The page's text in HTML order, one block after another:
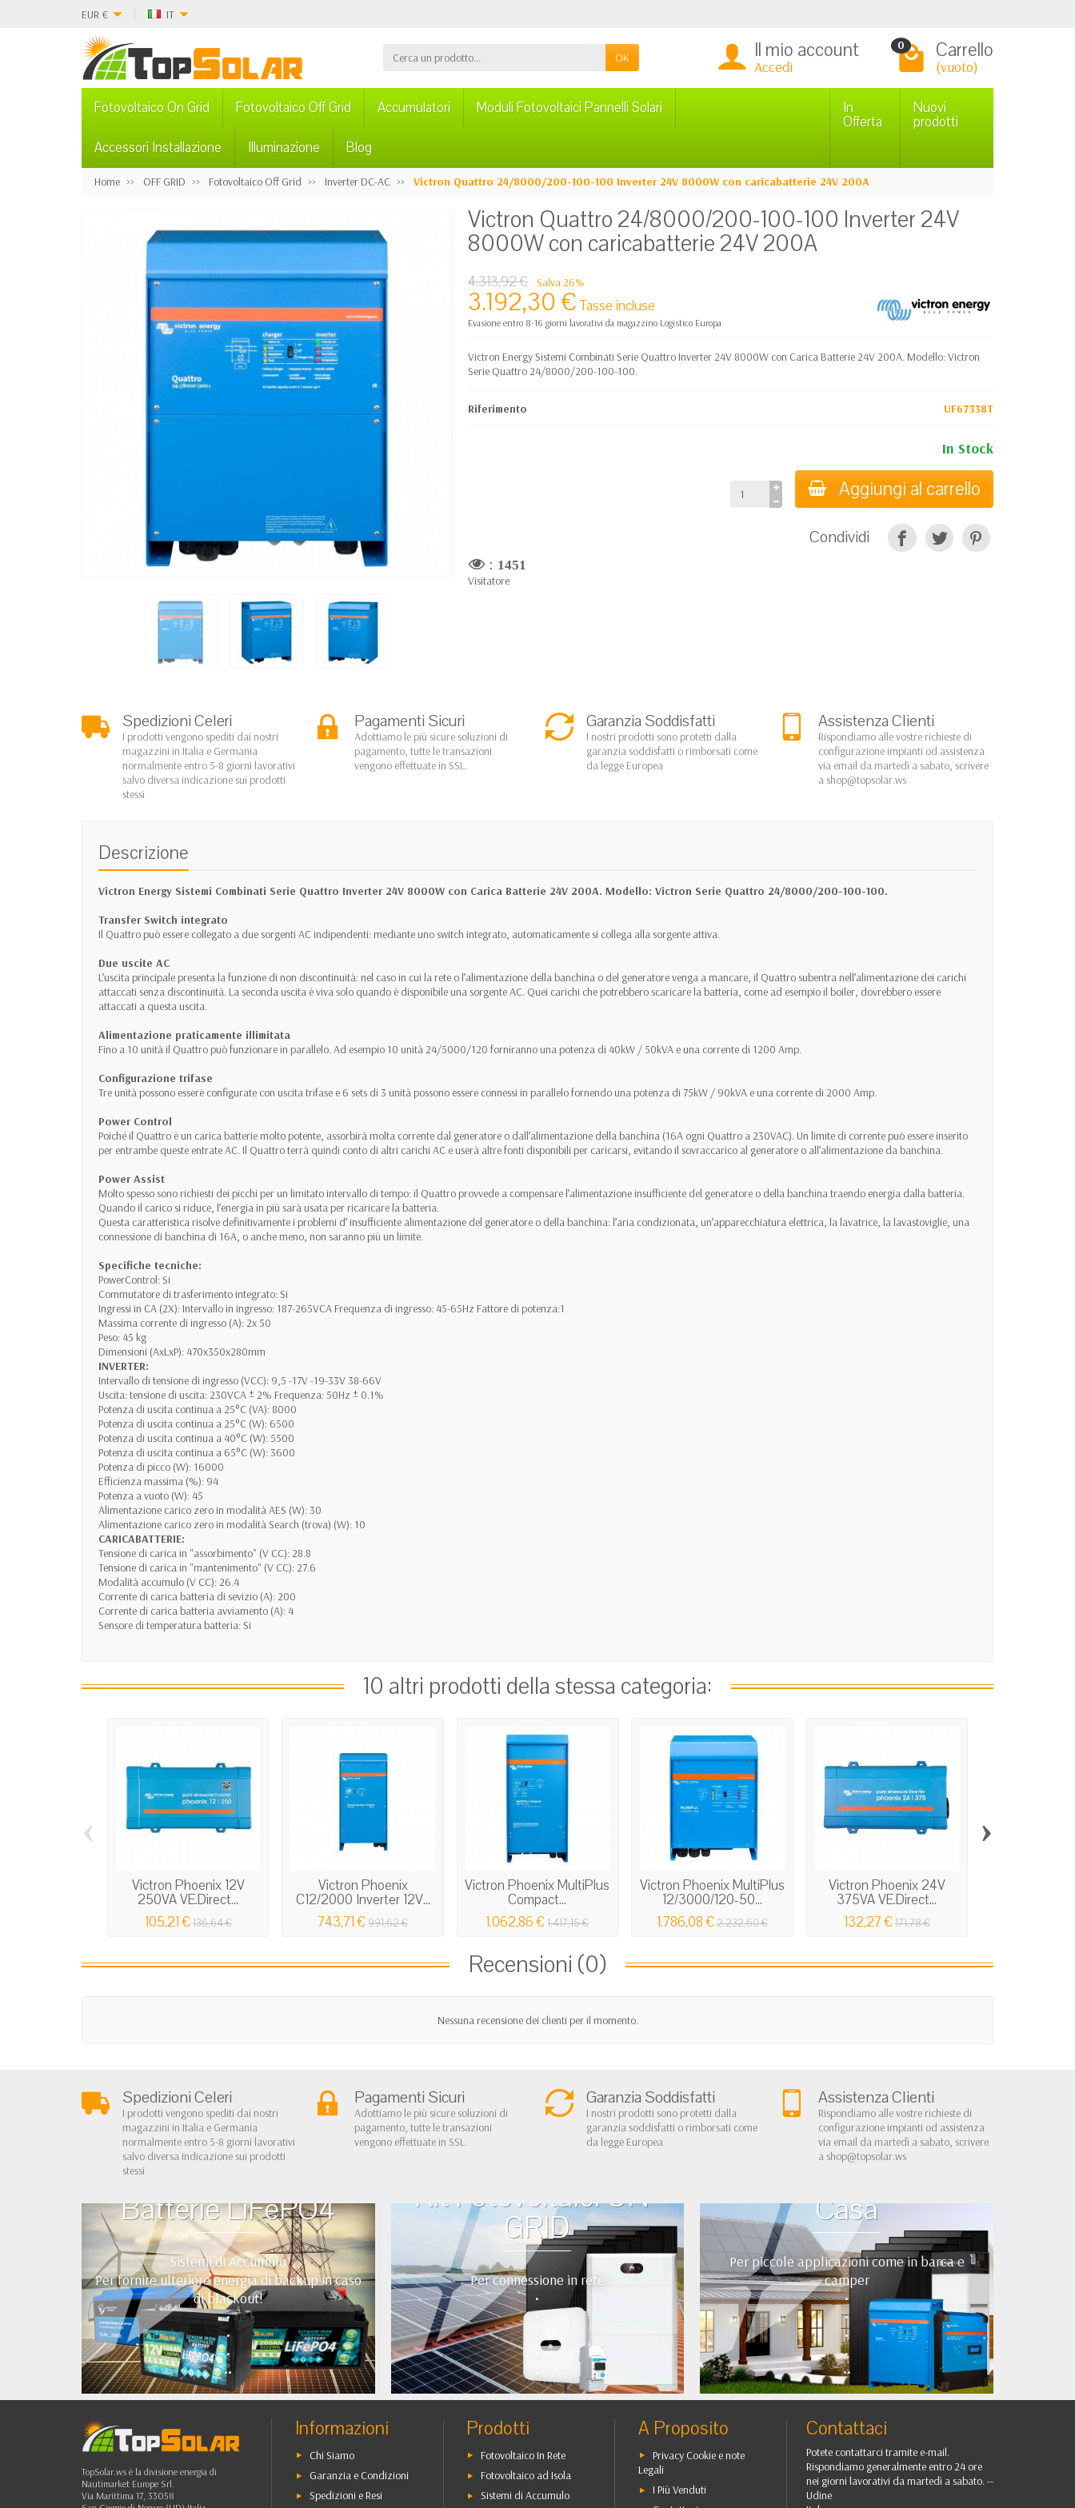
EUR € IT
OK Il mio account
Accedi
0 Carrello
(vuoto)
Fotovoltaico On Grid Fotovoltaico Off Grid Accumulatori Moduli Fotovoltaici Pannelli Solari
Accessori Installazione Illuminazione Blog
In
Offerta
Nuovi
prodotti
Home OFF GRID Fotovoltaico Off Grid Inverter DC-AC Victron Quattro 24/8000/200-100-100 Inverter 24V 8000W con caricabatterie 24V 200A
Victron Quattro 24/8000/200-100-100 Inverter 24V
8000W con caricabatterie 24V 200A
4.313,92 € Salva 26%
3.192,30 € Tasse incluse
Evasione entro 8-16 giorni lavorativi da magazzino Logistico Europa
Victron Energy Sistemi Combinati Serie Quattro Inverter 24V 8000W con Carica Batterie 24V 200A. Modello: Victron
Serie Quattro 24/8000/200-100-100.
Riferimento UF67338T
In Stock
Aggiungi al carrello
Condividi
: 1451
Visitatore
Spedizioni Celeri
I prodotti vengono spediti dai nostri
magazzini in Italia e Germania
normalmente entro 5-8 giorni lavorativi
salvo diversa indicazione sui prodotti
stessi
Pagamenti Sicuri
Adottiamo le più sicure soluzioni di
pagamento, tutte le transazioni
vengono effettuate in SSL.
Garanzia Soddisfatti
I nostri prodotti sono protetti dalla
garanzia soddisfatti o rimborsati come
da legge Europea
Assistenza Clienti
Rispondiamo alle vostre richieste di
configurazione impianti od assistenza
via email da martedì a sabato, scrivere
a shop@topsolar.ws
Descrizione
Victron Energy Sistemi Combinati Serie Quattro Inverter 24V 8000W con Carica Batterie 24V 200A. Modello: Victron Serie Quattro 24/8000/200-100-100.
Transfer Switch integrato
Il Quattro può essere collegato a due sorgenti AC indipendenti: mediante uno switch integrato, automaticamente si collega alla sorgente attiva.
Due uscite AC
L’uscita principale presenta la funzione di non discontinuità: nel caso in cui la rete o l’alimentazione della banchina o del generatore venga a mancare, il Quattro subentra nell’alimentazione dei carichi
attaccati senza discontinuità. La seconda uscita è viva solo quando è disponibile una sorgente AC. Quei carichi che potrebbero scaricare la batteria, come ad esempio il boiler, dovrebbero essere
attaccati a questa uscita.
Alimentazione praticamente illimitata
Fino a 10 unità il Quattro può funzionare in parallelo. Ad esempio 10 unità 24/5000/120 forniranno una potenza di 40kW / 50kVA e una corrente di 1200 Amp.
Configurazione trifase
Tre unità possono essere configurate con uscita trifase e 6 sets di 3 unità possono essere connessi in parallelo fornendo una potenza di 75kW / 90kVA e una corrente di 2000 Amp.
Power Control
Poiché il Quattro è un carica batterie molto potente, assorbirà molta corrente dal generatore o dall’alimentazione della banchina (16A ogni Quattro a 230VAC). Un limite di corrente può essere inserito
per entrambe queste entrate AC. Il Quattro terrà quindi conto di altri carichi AC e userà altre fonti disponibili per caricarsi, evitando il sovraccarico al generatore o all’alimentazione da banchina.
Power Assist
Molto spesso sono richiesti dei picchi per un limitato intervallo di tempo: il Quattro provvede a compensare l’alimentazione insufficiente del generatore o della banchina traendo energia dalla batteria.
Quando il carico si riduce, l’energia in più sarà usata per ricaricare la batteria.
Questa caratteristica risolve definitivamente i problemi d’ insufficiente alimentazione del generatore o della banchina: l’aria condizionata, un’apparecchiatura elettrica, la lavatrice, la lavastoviglie, una
connessione di banchina di 16A, o anche meno, non saranno più un limite.
Specifiche tecniche:
PowerControl: Si
Commutatore di trasferimento integrato: Si
Ingressi in CA (2X): Intervallo in ingresso: 187-265VCA Frequenza di ingresso: 45-65Hz Fattore di potenza:1
Massima corrente di ingresso (A): 2x 50
Peso: 45 kg
Dimensioni (AxLxP): 470x350x280mm
INVERTER:
Intervallo di tensione di ingresso (VCC): 9,5 -17V -19-33V 38-66V
Uscita: tensione di uscita: 230VCA ± 2% Frequenza: 50Hz ± 0.1%
Potenza di uscita continua a 25°C (VA): 8000
Potenza di uscita continua a 25°C (W): 6500
Potenza di uscita continua a 40°C (W): 5500
Potenza di uscita continua a 65°C (W): 3600
Potenza di picco (W): 16000
Efficienza massima (%): 94
Potenza a vuoto (W): 45
Alimentazione carico zero in modalità AES (W): 30
Alimentazione carico zero in modalità Search (trova) (W): 10
CARICABATTERIE:
Tensione di carica in "assorbimento" (V CC): 28.8
Tensione di carica in "mantenimento" (V CC): 27.6
Modalità accumulo (V CC): 26.4
Corrente di carica batteria di sevizio (A): 200
Corrente di carica batteria avviamento (A): 4
Sensore di temperatura batteria: Si
10 altri prodotti della stessa categoria:
Victron Phoenix 12V
250VA VE.Direct...
105,21 €136,64 €
Victron Phoenix
C12/2000 Inverter 12V...
743,71 €991,62 €
Victron Phoenix MultiPlus
Compact...
1.062,86 €1.417,15 €
Victron Phoenix MultiPlus
12/3000/120-50...
1.786,08 €2.232,60 €
Victron Phoenix 24V
375VA VE.Direct...
132,27 €171,78 €
‹ ›
Recensioni (0)
Nessuna recensione dei clienti per il momento.
Spedizioni Celeri
I prodotti vengono spediti dai nostri
magazzini in Italia e Germania
normalmente entro 5-8 giorni lavorativi
salvo diversa indicazione sui prodotti
stessi
Pagamenti Sicuri
Adottiamo le più sicure soluzioni di
pagamento, tutte le transazioni
vengono effettuate in SSL.
Garanzia Soddisfatti
I nostri prodotti sono protetti dalla
garanzia soddisfatti o rimborsati come
da legge Europea
Assistenza Clienti
Rispondiamo alle vostre richieste di
configurazione impianti od assistenza
via email da martedì a sabato, scrivere
a shop@topsolar.ws
Batterie LiFePO4
Sistemi di Accumulo
Per fornire ulteriore energia di backup in caso
di blackout!
•
•
•
••
Kit Fotovoltaici ON-
GRID
Per connessione in rete
•
•
•
Casa
Per piccole applicazioni come in barca e
camper
•
•
•
•
••
TopSolar.ws è la divisione energia di
Nautimarket Europe Srl.
Via Marittima 17, 33058
Informazioni
Chi Siamo
Garanzia e Condizioni
Spedizioni e Resi
Prodotti
Fotovoltaico In Rete
Fotovoltaico ad Isola
Sistemi di Accumulo
A Proposito
Privacy Cookie e note
Legali
I Più Venduti
Contattaci
Potete contattarci tramite e-mail.
Rispondiamo generalmente entro 24 ore
nei giorni lavorativi da martedì a sabato. --
Udine